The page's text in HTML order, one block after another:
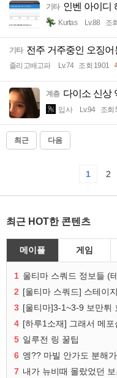
기타 인벤 아이디
Kurtas Lv.88 조
기타 전주 거주중인 오징
졸리고배고파 Lv.74 조회 1901
계층 다이소 신상
입사 Lv.94 조회
최근 다음
1 2
최근 HOT한 콘텐츠
메이플 게임
1 울티마 스쿼드 정보들 (
2
3 [울티마]3-1~3-9 보만튀
4 [하루1소재] 그래서 메
5 일루전 링 꿀팁
6 엥?? 마빌 안가도 분해
7 내가 뉴비때 몰랐었던